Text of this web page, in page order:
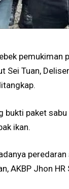
pemukiman
Sei Tuan,
bukti paket
ikan.
AKBP Jhon